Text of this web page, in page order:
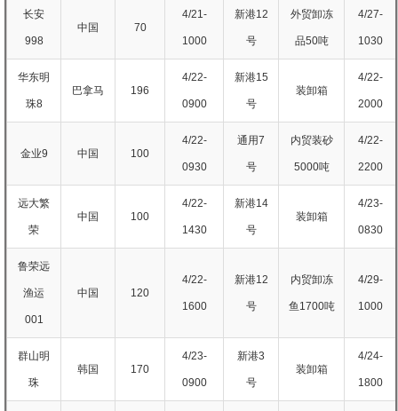
长安
998
中国 70
4/21-
1000
新港12
号
外贸卸冻
品50吨
4/27-
1030
华东明
珠8
巴拿马 196
4/22-
0900
新港15
号
装卸箱
4/22-
2000
金业9 中国 100
4/22-
0930
通用7
号
内贸装砂
5000吨
4/22-
2200
远大繁
荣
中国 100
4/22-
1430
新港14
号
装卸箱
4/23-
0830
鲁荣远
渔运
001
中国 120
4/22-
1600
新港12
号
内贸卸冻
鱼1700吨
4/29-
1000
群山明
珠
韩国 170
4/23-
0900
新港3
号
装卸箱
4/24-
1800